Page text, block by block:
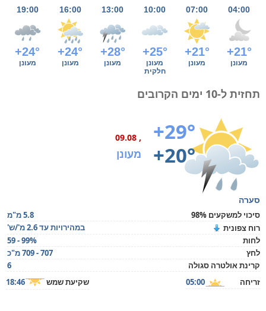
04:00
07:00
10:00
13:00
16:00
19:00
+21°
+21°
+25°
+28°
+24°
+24°
מעונן מעונן
מעונן
חלקית
מעונן מעונן מעונן
תחזית ל-10 ימים הקרובים
+29°
+20°
, 09.08
מעונן
סערה
סיכוי למשקעים 98%
5.8 מ"מ
רוח צפונית
במהירויות עד 2.6 מ'/ש'
לחות
59 - 99%
לחץ
707 - 709 מ"כ
קרינת אולטרה סגולה
6
זריחה
05:00 שקיעת שמש 18:46